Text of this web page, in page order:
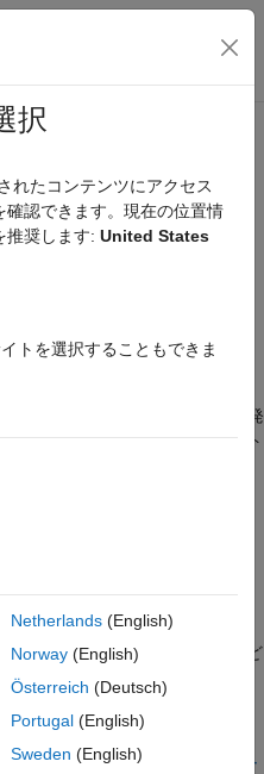
ビゲーション メ
3.2
in//comments.
の直後に改行文字が続くときに発
グは複数行になるステートメント
んどの場合、
ントの最後の文字が
でないかど
違反が表示されない場合、
コー
択
れたコンテンツにアクセス
確認できます。現在の位置情
推奨します: United States
トを選択することもできま
Netherlands(English)
Norway(English)
Österreich (Deutsch)
Portugal(English)
Sweden (English)